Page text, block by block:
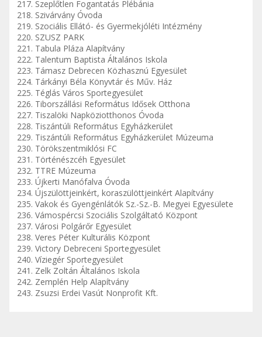
217. Szeplőtlen Fogantatás Plébánia
218. Szivárvány Óvoda
219. Szociális Ellátó- és Gyermekjóléti Intézmény
220. SZUSZ PARK
221. Tabula Pláza Alapítvány
222. Talentum Baptista Általános Iskola
223. Támasz Debrecen Közhasznú Egyesület
224. Tárkányi Béla Könyvtár és Műv. Ház
225. Téglás Város Sportegyesület
226. Tiborszállási Református Idősek Otthona
227. Tiszalöki Napköziotthonos Óvoda
228. Tiszántúli Református Egyházkerület
229. Tiszántúli Református Egyházkerület Múzeuma
230. Törökszentmiklósi FC
231. Történészcéh Egyesület
232. TTRE Múzeuma
233. Újkerti Manófalva Óvoda
234. Újszülöttjeinkért, koraszülöttjeinkért Alapítvány
235. Vakok és Gyengénlátók Sz.-Sz.-B. Megyei Egyesülete
236. Vámospércsi Szociális Szolgáltató Központ
237. Városi Polgárőr Egyesület
238. Veres Péter Kulturális Központ
239. Victory Debreceni Sportegyesület
240. Víziegér Sportegyesület
241. Zelk Zoltán Általános Iskola
242. Zemplén Help Alapítvány
243. Zsuzsi Erdei Vasút Nonprofit Kft.